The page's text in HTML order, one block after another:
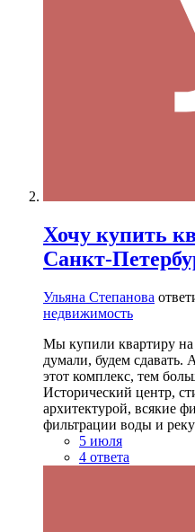
Хочу купить
Санкт-
Ульяна Степанова
недвижимость
Мы купили квартиру на
думали, будем сдавать.
этот комплекс, тем
Исторический центр,
архитектурой, всякие
фильтрации воды и
5 июля
4 ответа